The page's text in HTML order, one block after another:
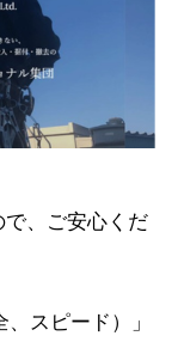
で、ご安心くだ
スピード）」